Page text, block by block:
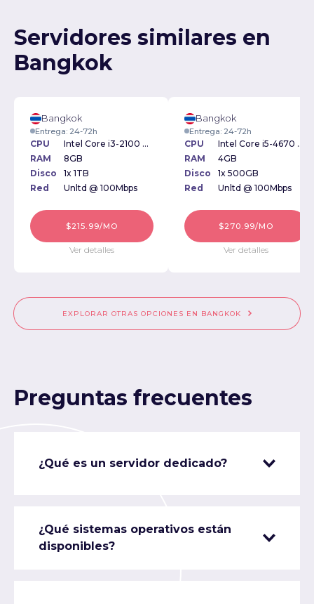
Servidores similares en
Bangkok
Bangkok
Entrega: 24-72h
CPU
Intel Core i3-2100 3.10GHz
RAM
8GB
Disco
1x 1TB
Red
Unltd @ 100Mbps
$215.99/MO
Ver detalles
Bangkok
Entrega: 24-72h
CPU
Intel Core i5-4670 3.40GHz
RAM
4GB
Disco
1x 500GB
Red
Unltd @ 100Mbps
$270.99/MO
Ver detalles
EXPLORAR OTRAS OPCIONES EN BANGKOK
Preguntas frecuentes
¿Qué es un servidor dedicado?
¿Qué sistemas operativos están
disponibles?